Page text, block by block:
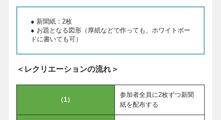
● 新聞紙：2枚
● お題となる図形（厚紙などで作っても、ホワイトボー
ドに書いても可）
＜レクリエーションの流れ＞
（1）
参加者全員に2枚ずつ新聞
紙を配布する